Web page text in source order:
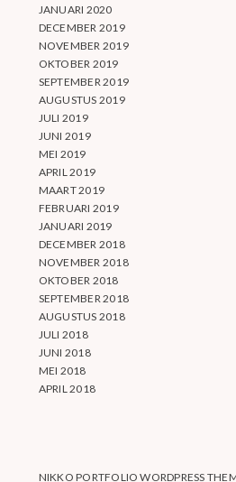
JANUARI 2020
DECEMBER 2019
NOVEMBER 2019
OKTOBER 2019
SEPTEMBER 2019
AUGUSTUS 2019
JULI 2019
JUNI 2019
MEI 2019
APRIL 2019
MAART 2019
FEBRUARI 2019
JANUARI 2019
DECEMBER 2018
NOVEMBER 2018
OKTOBER 2018
SEPTEMBER 2018
AUGUSTUS 2018
JULI 2018
JUNI 2018
MEI 2018
APRIL 2018
NIKKO PORTFOLIO WORDPRESS